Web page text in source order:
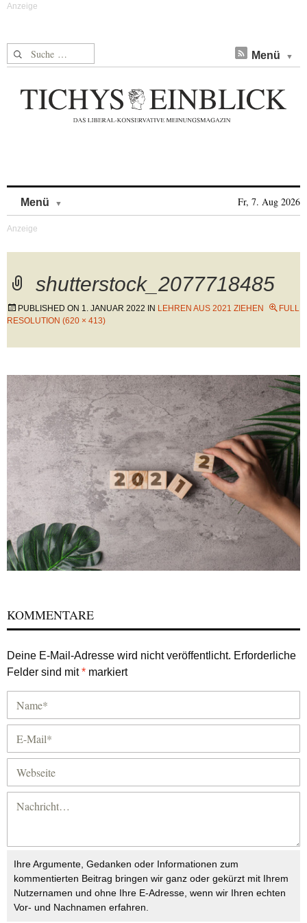
Suche nach: Menü
Menü Fr, 7. Aug 2026
shutterstock_2077718485
PUBLISHED ON 1. JANUAR 2022 IN LEHREN AUS 2021 ZIEHEN
FULL
RESOLUTION (620 × 413)
KOMMENTARE
Deine E-Mail-Adresse wird nicht veröffentlicht. Erforderliche
Felder sind mit* markiert
Ihre Argumente, Gedanken oder Informationen zum
kommentierten Beitrag bringen wir ganz oder gekürzt mit Ihrem
Nutzernamen und ohne Ihre E-Adresse, wenn wir Ihren echten
Vor- und Nachnamen erfahren.